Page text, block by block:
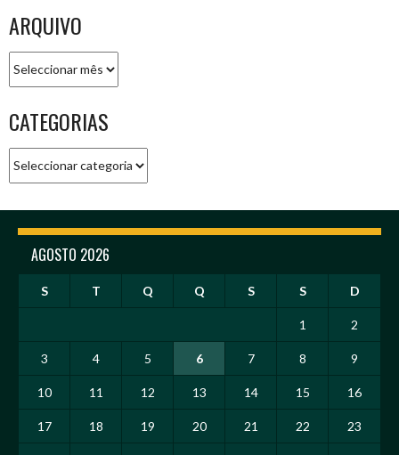
ARQUIVO
CATEGORIAS
AGOSTO 2026
S T Q Q S S D
1 2
3 4 5 6 7 8 9
10 11 12 13 14 15 16
17 18 19 20 21 22 23